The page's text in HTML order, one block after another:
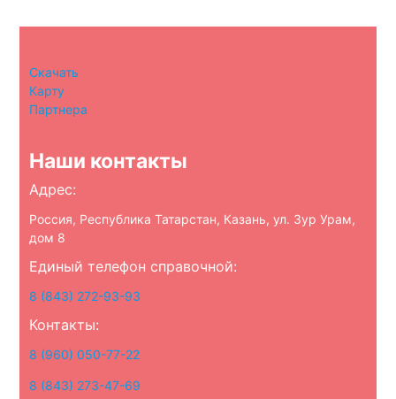
Скачать
Карту
Партнера
Наши контакты
Адрес:
Россия, Республика Татарстан, Казань, ул. Зур Урам,
дом 8
Единый телефон справочной:
8 (843) 272-93-93
Контакты:
8 (960) 050-77-22
8 (843) 273-47-69